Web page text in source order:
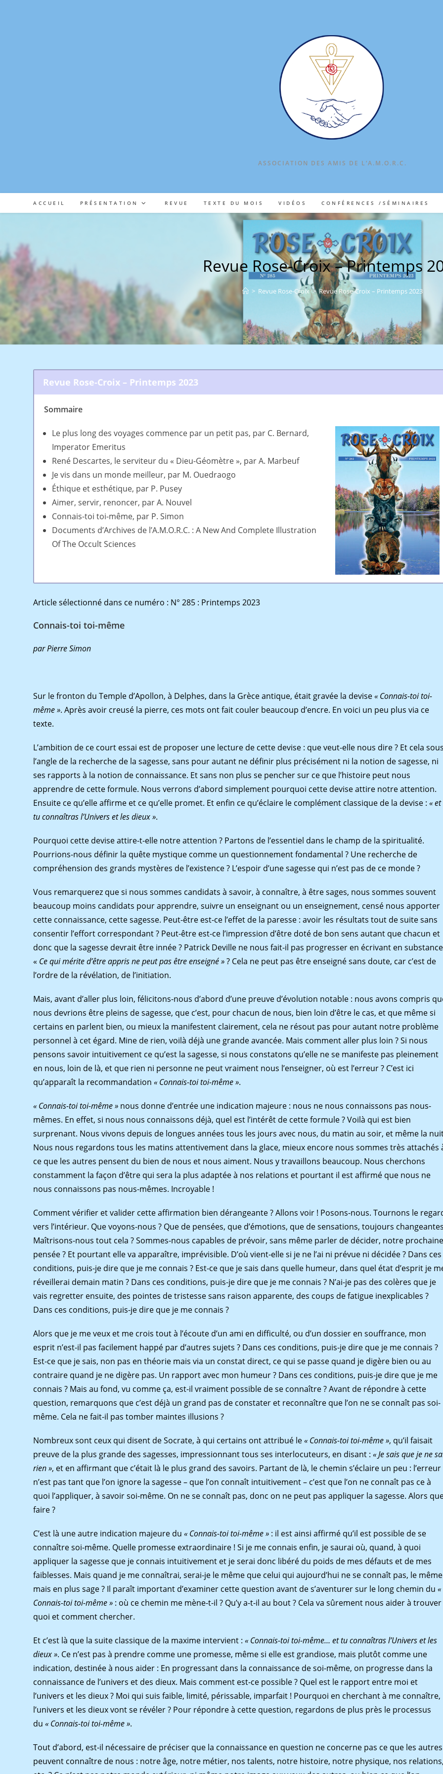
ASSOCIATION DES AMIS DE L‘A.M.O.R.C.
ACCUEIL PRÉSENTATION REVUE TEXTE DU MOIS VIDÉOS CONFÉRENCES /SÉMINAIRES
Revue Rose-Croix – Printemps
> Revue Rose-Croix > Revue Rose-Croix – Printemps 2023
Revue Rose-Croix – Printemps 2023
Sommaire
Le plus long des voyages commence par un petit pas, par C. Bernard,
Imperator Emeritus
René Descartes, le serviteur du « Dieu-Géomètre », par A. Marbeuf
Je vis dans un monde meilleur, par M. Ouedraogo
Éthique et esthétique, par P. Pusey
Aimer, servir, renoncer, par A. Nouvel
Connais-toi toi-même, par P. Simon
Documents d’Archives de l’A.M.O.R.C. : A New And Complete Illustration
Of The Occult Sciences
Article sélectionné dans ce numéro : N° 285 : Printemps 2023
Connais-toi toi-même
parPierreSimon
Sur le fronton du Temple d’Apollon, à Delphes, dans la Grèce antique, était gravée la devise« Connais-toi toi-
même ». Après avoir creusé la pierre, ces mots ont fait couler beaucoup d’encre. En voici un peu plus via ce
texte.
L’ambition de ce court essai est de proposer une lecture de cette devise : que veut-elle nous dire ? Et cela
l’angle de la recherche de la sagesse, sans pour autant ne définir plus précisément ni la notion de sagesse, ni
ses rapports à la notion de connaissance. Et sans non plus se pencher sur ce que l’histoire peut nous
apprendre de cette formule. Nous verrons d’abord simplement pourquoi cette devise attire notre attention.
Ensuite ce qu’elle affirme et ce qu’elle promet. Et enfin ce qu’éclaire le complément classique de la devise :« et
tu connaîtras l’Univers et les dieux ».
Pourquoi cette devise attire-t-elle notre attention ? Partons de l’essentiel dans le champ de la spiritualité.
Pourrions-nous définir la quête mystique comme un questionnement fondamental ? Une recherche de
compréhension des grands mystères de l’existence ? L’espoir d’une sagesse qui n’est pas de ce monde ?
Vous remarquerez que si nous sommes candidats à savoir, à connaître, à être sages, nous sommes souvent
beaucoup moins candidats pour apprendre, suivre un enseignant ou un enseignement, censé nous apporter
cette connaissance, cette sagesse. Peut-être est-ce l’effet de la paresse : avoir les résultats tout de suite sans
consentir l’effort correspondant ? Peut-être est-ce l’impression d’être doté de bon sens autant que chacun et
donc que la sagesse devrait être innée ? Patrick Deville ne nous fait-il pas progresser en écrivant en substance
« Ce qui mérite d’être appris ne peut pas être enseigné »? Cela ne peut pas être enseigné sans doute, car c’est de
l’ordre de la révélation, de l’initiation.
Mais, avant d’aller plus loin, félicitons-nous d’abord d’une preuve d’évolution notable : nous avons compris
nous devrions être pleins de sagesse, que c’est, pour chacun de nous, bien loin d’être le cas, et que même si
certains en parlent bien, ou mieux la manifestent clairement, cela ne résout pas pour autant notre problème
personnel à cet égard. Mine de rien, voilà déjà une grande avancée. Mais comment aller plus loin ? Si nous
pensons savoir intuitivement ce qu’est la sagesse, si nous constatons qu’elle ne se manifeste pas pleinement
en nous, loin de là, et que rien ni personne ne peut vraiment nous l’enseigner, où est l’erreur ? C’est ici
qu’apparaît la recommandation« Connais-toi toi-même ».
« Connais-toi toi-même » nous donne d’entrée une indication majeure : nous ne nous connaissons pas nous-
mêmes. En effet, si nous nous connaissons déjà, quel est l’intérêt de cette formule ? Voilà qui est bien
surprenant. Nous vivons depuis de longues années tous les jours avec nous, du matin au soir, et même la
Nous nous regardons tous les matins attentivement dans la glace, mieux encore nous sommes très attachés
ce que les autres pensent du bien de nous et nous aiment. Nous y travaillons beaucoup. Nous cherchons
constamment la façon d’être qui sera la plus adaptée à nos relations et pourtant il est affirmé que nous ne
nous connaissons pas nous-mêmes. Incroyable !
Comment vérifier et valider cette affirmation bien dérangeante ? Allons voir ! Posons-nous. Tournons le
vers l’intérieur. Que voyons-nous ? Que de pensées, que d’émotions, que de sensations, toujours
Maîtrisons-nous tout cela ? Sommes-nous capables de prévoir, sans même parler de décider, notre
pensée ? Et pourtant elle va apparaître, imprévisible. D’où vient-elle si je ne l’ai ni prévue ni décidée ? Dans ces
conditions, puis-je dire que je me connais ? Est-ce que je sais dans quelle humeur, dans quel état d’esprit je
réveillerai demain matin ? Dans ces conditions, puis-je dire que je me connais ? N’ai-je pas des colères que je
vais regretter ensuite, des pointes de tristesse sans raison apparente, des coups de fatigue inexplicables ?
Dans ces conditions, puis-je dire que je me connais ?
Alors que je me veux et me crois tout à l’écoute d’un ami en difficulté, ou d’un dossier en souffrance, mon
esprit n’est-il pas facilement happé par d’autres sujets ? Dans ces conditions, puis-je dire que je me connais ?
Est-ce que je sais, non pas en théorie mais via un constat direct, ce qui se passe quand je digère bien ou au
contraire quand je ne digère pas. Un rapport avec mon humeur ? Dans ces conditions, puis-je dire que je me
connais ? Mais au fond, vu comme ça, est-il vraiment possible de se connaître ? Avant de répondre à cette
question, remarquons que c’est déjà un grand pas de constater et reconnaître que l’on ne se connaît pas soi-
même. Cela ne fait-il pas tomber maintes illusions ?
Nombreux sont ceux qui disent de Socrate, à qui certains ont attribué le« Connais-toi toi-même », qu’il faisait
preuve de la plus grande des sagesses, impressionnant tous ses interlocuteurs, en disant :« Je sais que je ne
rien », et en affirmant que c’était là le plus grand des savoirs. Partant de là, le chemin s’éclaire un peu : l’erreur
n’est pas tant que l’on ignore la sagesse – que l’on connaît intuitivement – c’est que l’on ne connaît pas ce à
quoi l’appliquer, à savoir soi-même. On ne se connaît pas, donc on ne peut pas appliquer la sagesse. Alors
faire ?
C’est là une autre indication majeure du« Connais-toi toi-même » : il est ainsi affirmé qu’il est possible de se
connaître soi-même. Quelle promesse extraordinaire ! Si je me connais enfin, je saurai où, quand, à quoi
appliquer la sagesse que je connais intuitivement et je serai donc libéré du poids de mes défauts et de mes
faiblesses. Mais quand je me connaîtrai, serai-je le même que celui qui aujourd’hui ne se connaît pas, le même
mais en plus sage ? Il paraît important d’examiner cette question avant de s’aventurer sur le long chemin du«
Connais-toi toi-même » : où ce chemin me mène-t-il ? Qu’y a-t-il au bout ? Cela va sûrement nous aider à trouver
quoi et comment chercher.
Et c’est là que la suite classique de la maxime intervient :« Connais-toi toi-même… et tu connaîtras l’Univers et les
dieux ». Ce n’est pas à prendre comme une promesse, même si elle est grandiose, mais plutôt comme une
indication, destinée à nous aider : En progressant dans la connaissance de soi-même, on progresse dans la
connaissance de l’univers et des dieux. Mais comment est-ce possible ? Quel est le rapport entre moi et
l’univers et les dieux ? Moi qui suis faible, limité, périssable, imparfait ! Pourquoi en cherchant à me connaître,
l’univers et les dieux vont se révéler ? Pour répondre à cette question, regardons de plus près le processus
du« Connais-toi toi-même ».
Tout d’abord, est-il nécessaire de préciser que la connaissance en question ne concerne pas ce que les autres
peuvent connaître de nous : notre âge, notre métier, nos talents, notre histoire, notre physique, nos